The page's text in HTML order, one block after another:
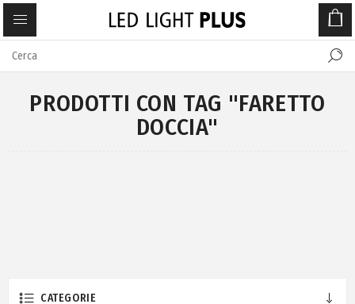
PRODOTTI CON TAG "FARETTO
DOCCIA"
CATEGORIE